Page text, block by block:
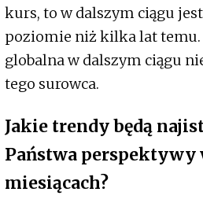
kurs, to w dalszym ciągu
poziomie niż kilka lat temu.
globalna w dalszym ciągu
tego surowca.
Jakie trendy będą
Państwa perspektywy
miesiącach?